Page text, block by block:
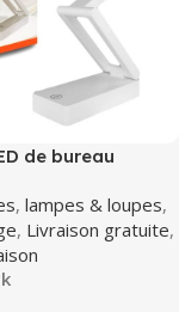
de bureau
LXL1956
, lampes & loupes,
, Livraison gratuite,